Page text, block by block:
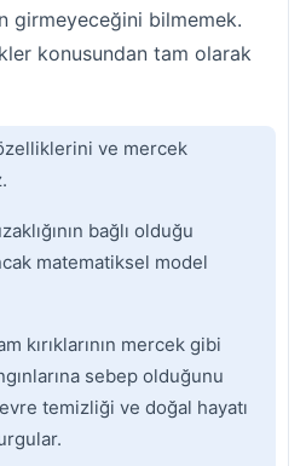
girmeyeceğini bilmemek.
konusundan tam olarak
ve mercek
bağlı olduğu
matematiksel model
kırıklarının mercek gibi
sebep olduğunu
temizliği ve doğal hayatı